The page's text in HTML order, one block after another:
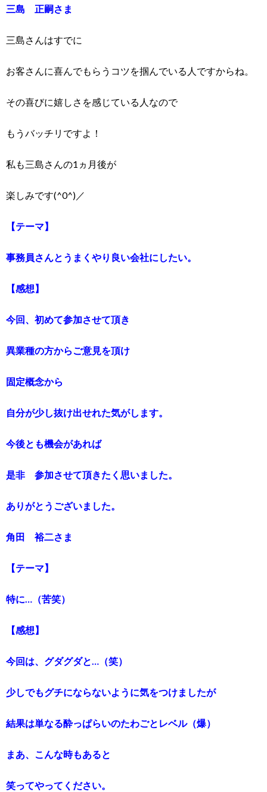
三島 正嗣さま
三島さんはすでに
お客さんに喜んでもらうコツを掴んでいる人ですからね。
その喜びに嬉しさを感じている人なので
もうバッチリですよ！
私も三島さんの1ヵ月後が
楽しみです(^0^)／
【テーマ】
事務員さんとうまくやり良い会社にしたい。
【感想】
今回、初めて参加させて頂き
異業種の方からご意見を頂け
固定概念から
自分が少し抜け出せれた気がします。
今後とも機会があれば
是非 参加させて頂きたく思いました。
ありがとうございました。
角田 裕二さま
【テーマ】
特に…（苦笑）
【感想】
今回は、グダグダと…（笑）
少しでもグチにならないように気をつけましたが
結果は単なる酔っぱらいのたわごとレベル（爆）
まあ、こんな時もあると
笑ってやってください。